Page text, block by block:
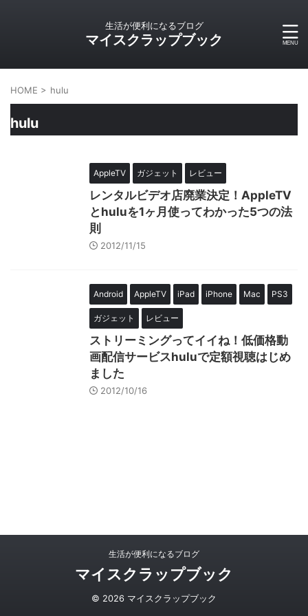
生活が便利になるブログ
マイスクラップブック
HOME > hulu
hulu
AppleTV ガジェット レビュー
レンタルビデオ店廃業決定！AppleTV
とhuluを1ヶ月使ってわかった5つの法
則
2012/11/15
Android AppleTV iPad iPhone Mac PS3
ガジェット レビュー
ストリーミングってイイね！低価格動
画配信サービスhuluで定額視聴はじめ
ました
2012/10/16
生活が便利になるブログ
マイスクラップブック
© 2026 マイスクラップブック